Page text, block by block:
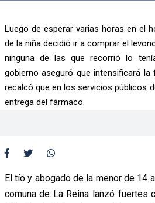
Luego de esperar varias horas en el
de la niña decidió ir a comprar el
ninguna de las que recorrió lo
gobierno aseguró que intensificará la
recalcó que en los servicios públicos
entrega del fármaco.
El tío y abogado de la menor de 14
comuna de La Reina lanzó fuertes